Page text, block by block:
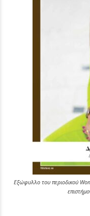
Εξώφυλλο του περιοδικού